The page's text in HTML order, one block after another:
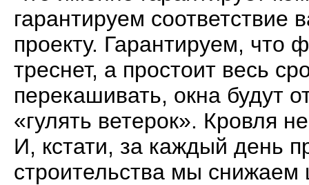
гарантируем
проекту. Гарантируем, что
треснет, а простоит весь
перекашивать, окна будут
«гулять ветерок». Кровля
И, кстати, за каждый день
строительства мы снижаем